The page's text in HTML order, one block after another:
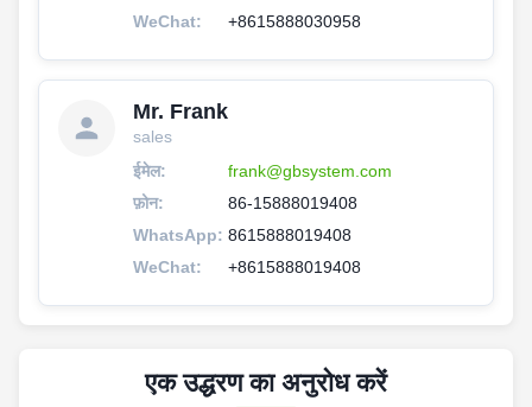
WeChat:
+8615888030958
Mr. Frank
sales
ईमेल:
frank@gbsystem.com
फ़ोन:
86-15888019408
WhatsApp: 8615888019408
WeChat:
+8615888019408
एक उद्धरण का अनुरोध करें